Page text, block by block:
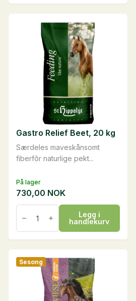
har
varianter.
Alternativene
produktsiden
På lager
Særdeles maveskånsomt
fiberfôr naturlige pekt...
Gastro Relief Beet, 20 kg
730,00 NOK
Gastro
Relief
20
kg
Legg i
handlekurv
Sesong